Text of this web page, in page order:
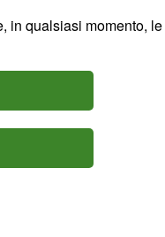
qualsiasi momento,